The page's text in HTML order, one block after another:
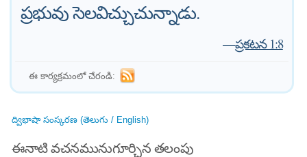
ప్రభువు సెలవిచ్చుచున్నాడు.
—ప్రకటన 1:8
ఈ కార్యక్రమంలో చేరండి:
ద్విభాషా సంస్కరణ (తెలుగు / English)
ఈనాటి వచనమునుగూర్చిన తలంపు